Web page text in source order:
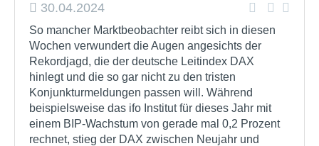
30.04.2024
So mancher Marktbeobachter reibt sich in diesen
Wochen verwundert die Augen angesichts der
Rekordjagd, die der deutsche Leitindex DAX
hinlegt und die so gar nicht zu den tristen
Konjunkturmeldungen passen will. Während
beispielsweise das ifo Institut für dieses Jahr mit
einem BIP-Wachstum von gerade mal 0,2 Prozent
rechnet, stieg der DAX zwischen Neujahr und